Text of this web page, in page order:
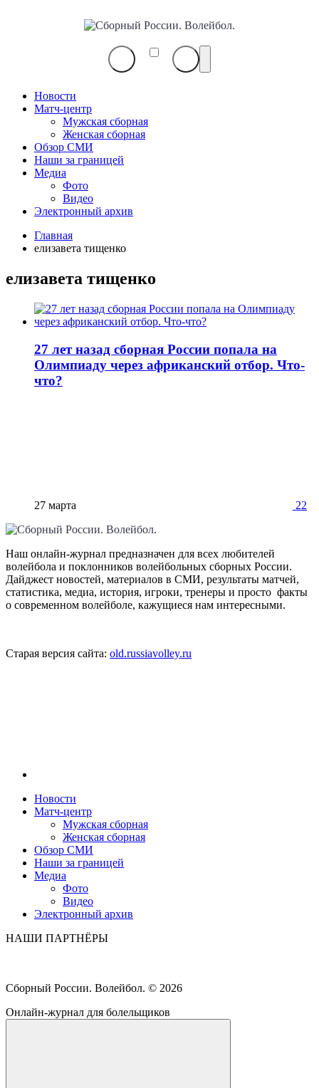
Сборный
Волейбол.
Новости
Матч-центр
Мужская сборная
Женская сборная
Обзор СМИ
Наши за границей
Медиа
Фото
Видео
Электронный архив
Главная
елизавета тищенко
елизавета тищенко
27 лет назад сборная России попала на
Олимпиаду через африканский отбор. Что-
что?
27 марта 22
Наш онлайн-журнал предназначен для всех любителей
волейбола и поклонников волейбольных сборных России.
Дайджест новостей, материалов в СМИ, результаты матчей,
статистика, медиа, история, игроки, тренеры и просто факты
о современном волейболе, кажущиеся нам интересными.
Старая версия сайта: old.russiavolley.ru
Новости
Матч-центр
Мужская сборная
Женская сборная
Обзор СМИ
Наши за границей
Медиа
Фото
Видео
Электронный архив
НАШИ ПАРТНЁРЫ
Сборный России. Волейбол. © 2026
Онлайн-журнал для болельщиков